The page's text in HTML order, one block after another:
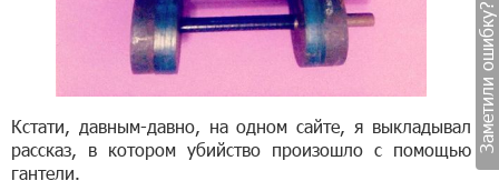
Кстати, давным-давно, на одном сайте, я выкладывал
рассказ, в котором убийство произошло с помощью
гантели.
Заметили ошибку?